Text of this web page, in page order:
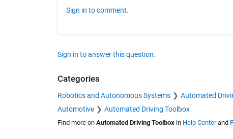
Sign in to comment.
Sign in to answer this question.
Categories
Robotics and Autonomous Systems
Automated
Automotive
Automated Driving Toolbox
Find more on Automated Driving Toolboxin Help Centerand